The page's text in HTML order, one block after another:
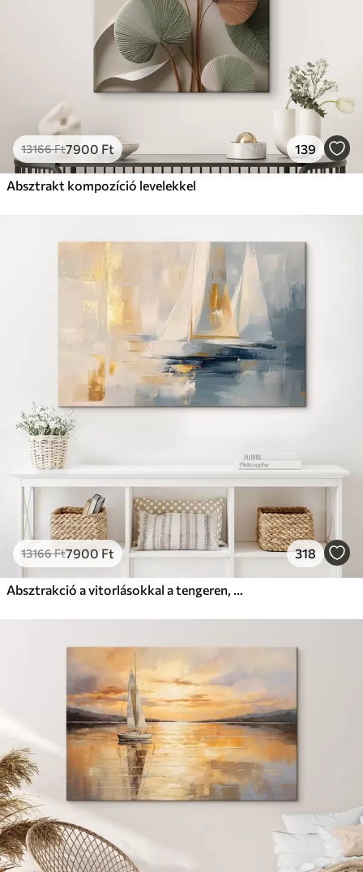
13166Ft7900 Ft 139
Absztrakt kompozíció levelekkel
13166Ft7900 Ft 318
Absztrakció a vitorlásokkal a tengeren, akril stílusban, naplemente